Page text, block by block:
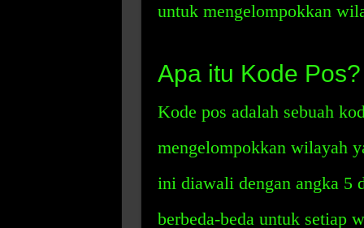
untuk mengelompokkan
Apa itu Kode Pos?
Kode pos adalah sebuah
mengelompokkan wilayah
ini diawali dengan angka 5
berbeda-beda untuk setiap